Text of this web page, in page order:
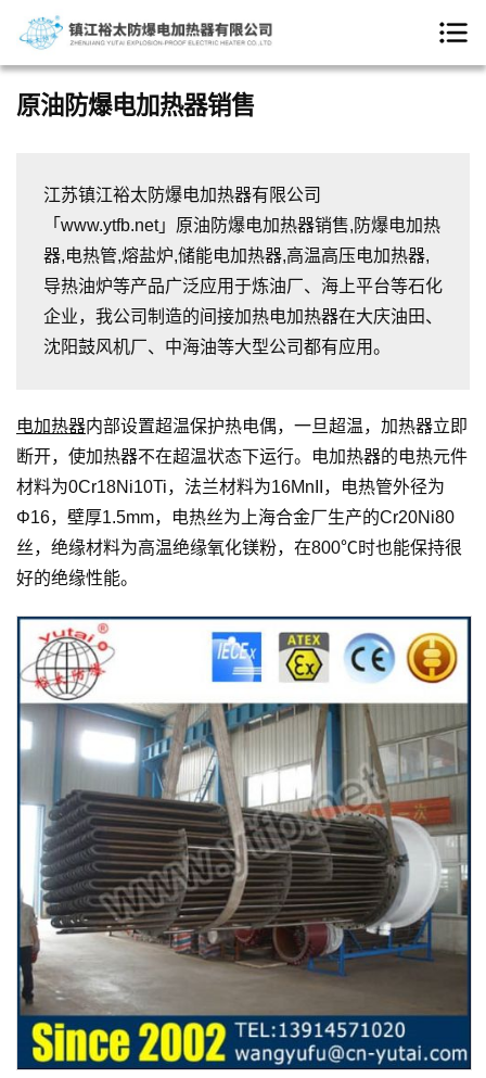
原油防爆电加热器销售
江苏镇江裕太防爆电加热器有限公司
「www.ytfb.net」原油防爆电加热器销售,防爆电加热
器,电热管,熔盐炉,储能电加热器,高温高压电加热器,
导热油炉等产品广泛应用于炼油厂、海上平台等石化
企业，我公司制造的间接加热电加热器在大庆油田、
沈阳鼓风机厂、中海油等大型公司都有应用。
电加热器内部设置超温保护热电偶，一旦超温，加热器立即
断开，使加热器不在超温状态下运行。电加热器的电热元件
材料为0Cr18Ni10Ti，法兰材料为16MnII，电热管外径为
Φ16，壁厚1.5mm，电热丝为上海合金厂生产的Cr20Ni80
丝，绝缘材料为高温绝缘氧化镁粉，在800℃时也能保持很
好的绝缘性能。